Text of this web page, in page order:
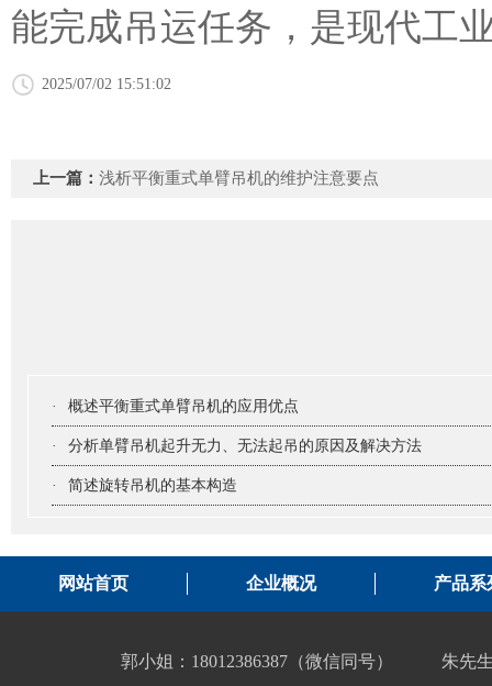
能完成吊运任务，是现代工
2025/07/02 15:51:02
上一篇： 浅析平衡重式单臂吊机的维护注意要点
· 概述平衡重式单臂吊机的应用优点
· 分析单臂吊机起升无力、无法起吊的原因及解决方法
· 简述旋转吊机的基本构造
网站首页 企业概况 产品系
郭小姐：18012386387（微信同号）
朱先